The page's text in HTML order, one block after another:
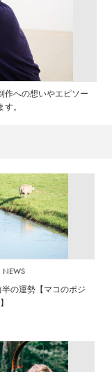
作への想いやエピソー
。
NEWS
半の運勢【マコのポジ